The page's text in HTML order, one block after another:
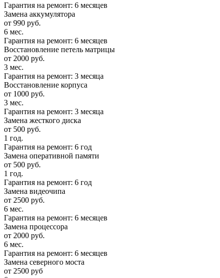
Гарантия на ремонт: 6 месяцев
Замена аккумулятора
от 990 руб.
6 мес.
Гарантия на ремонт: 6 месяцев
Восстановление петель матрицы
от 2000 руб.
3 мес.
Гарантия на ремонт: 3 месяца
Восстановление корпуса
от 1000 руб.
3 мес.
Гарантия на ремонт: 3 месяца
Замена жесткого диска
от 500 руб.
1 год.
Гарантия на ремонт: 6 год
Замена оперативной памяти
от 500 руб.
1 год.
Гарантия на ремонт: 6 год
Замена видеочипа
от 2500 руб.
6 мес.
Гарантия на ремонт: 6 месяцев
Замена процессора
от 2000 руб.
6 мес.
Гарантия на ремонт: 6 месяцев
Замена северного моста
от 2500 руб